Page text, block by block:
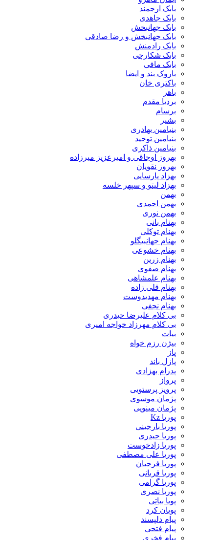
بابک ارجمند
بابک جاهدی
بابک جهانبخش
بابک جهانبخش و رضا صادقی
بابک رادمنش
بابک شکارچی
بابک مافی
باروک بند و ایضا
باکتری خان
باهر
بردیا مقدم
برسام
بشیر
بنیامین بهادری
بنیامین توحید
بنیامین ذاکری
بهروز اوجاقی و امیرعزیز میرزاده
بهروز نقویان
بهزاد پارسایی
بهزاد لیتو و سپهر خلسه
بهمن
بهمن احمدی
بهمن نوری
بهنام بانی
بهنام توکلی
بهنام جهانبیگلو
بهنام خشوعی
بهنام زرین
بهنام صفوی
بهنام علمشاهی
بهنام قلی زاده
بهنام مهدیدوست
بهنام نجفی
بی کلام علیرضا حیدری
بی کلام مهرزاد خواجه امیری
بیات
بیژن رزم خواه
پاز
پازل باند
پدرام بهزادی
پرواز
پرویز پرستویی
پژمان موسوی
پژمان مینویی
پوریا Kz
پوریا بارجینی
پوریا حیدری
پوریا زادخوست
پوریا علی مصطفی
پوریا فرجیان
پوریا قربانی
پوریا گرامی
پوریا نصری
پویا بیاتی
پویان کرد
پیام دلپسند
پیام فتحی
پیام فخری